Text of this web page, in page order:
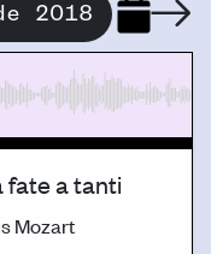
2018
fate a tanti
Mozart